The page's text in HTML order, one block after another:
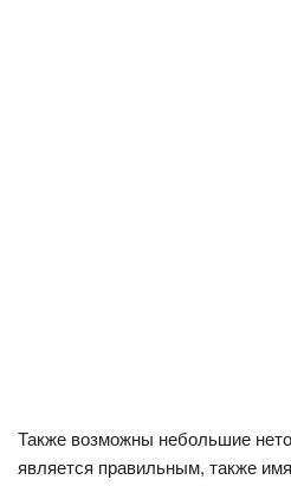
Также возможны небольшие
является правильным, также